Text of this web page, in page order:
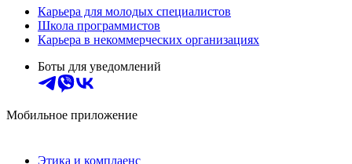
Карьера для молодых специалистов
Школа программистов
Карьера в некоммерческих организациях
Боты для уведомлений
Мобильное приложение
Этика и комплаенс